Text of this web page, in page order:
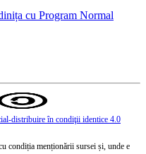
cu Program Normal
distribuire în condiţii identice 4.0
condiția menționării sursei și, unde e